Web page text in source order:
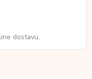
dostavu.